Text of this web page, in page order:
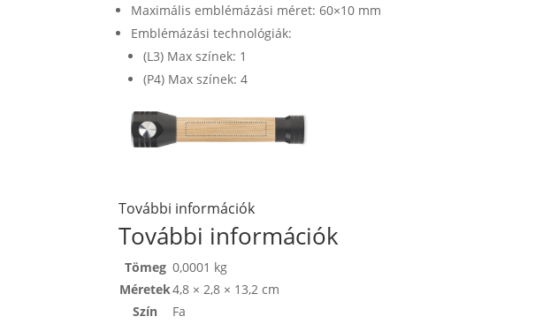
Maximális emblémázási méret: 60×10 mm
Emblémázási technológiák:
(L3) Max színek: 1
(P4) Max színek: 4
További információk
További információk
Tömeg 0,0001 kg
Méretek4,8 × 2,8 × 13,2 cm
Szín
Fa